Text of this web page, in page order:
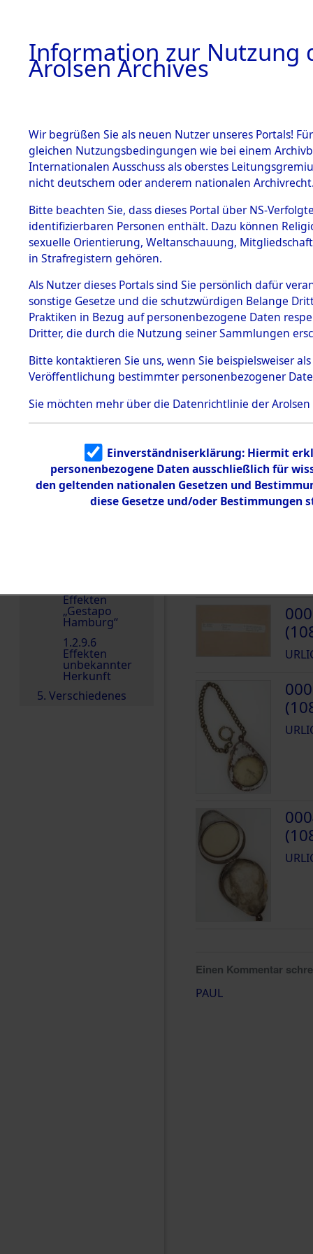
BESTÄNDE
1.
Inhaftierungsdoku
mente
1.2.9 Beim ITS
verwahrte
1.2.9.1
Effekten aus
dem KZ
Dachau
Effekten aus
dem KZ
Dachau,
Landesentsch
ädigungsamt
Effekten aus
dem KZ
Neuengamm
e
Dokument
Effekten
„Gestapo
Hamburg“
1.2.9.6
Effekten
unbekannter
Herkunft
5. Verschiedenes
4Akten
PAUL
Land
Polen
30.11.2021: Die
Familien (oder
zurückgegeben.
Häftlingsnummer
DOKUMENTE
Einen Kommentar
PAUL
Information zur Nutzung
Arolsen Archives
Wir begrüßen Sie als neuen Nutzer unseres Portals!
gleichen Nutzungsbedingungen wie bei einem
Internationalen Ausschuss als oberstes
nicht deutschem oder anderem nationalen
Bitte beachten Sie, dass dieses Portal über NS-
identifizierbaren Personen enthält. Dazu können
sexuelle Orientierung, Weltanschauung,
in Strafregistern gehören.
Als Nutzer dieses Portals sind Sie persönlich dafür
sonstige Gesetze und die schutzwürdigen Belange
Praktiken in Bezug auf personenbezogene Daten
Dritter, die durch die Nutzung seiner Sammlungen
Bitte kontaktieren Sie uns, wenn Sie beispielsweiser
Veröffentlichung bestimmter personenbezogener
Sie möchten mehr über die Datenrichtlinie der Arolsen
Einverständniserklärung: Hiermit
personenbezogene Daten ausschließlich für
den geltenden nationalen Gesetzen und
diese Gesetze und/oder Bestimmungen